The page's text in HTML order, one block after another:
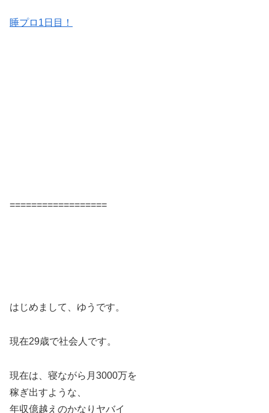
睡プロ1日目！
==================
はじめまして、ゆうです。
現在29歳で社会人です。
現在は、寝ながら月3000万を
稼ぎ出すような、
年収億越えのかなりヤバイ